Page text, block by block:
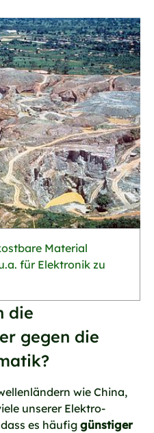
Material
für Elektronik zu
die
gegen die
wie China,
unserer Elektro-
es häufig günstiger